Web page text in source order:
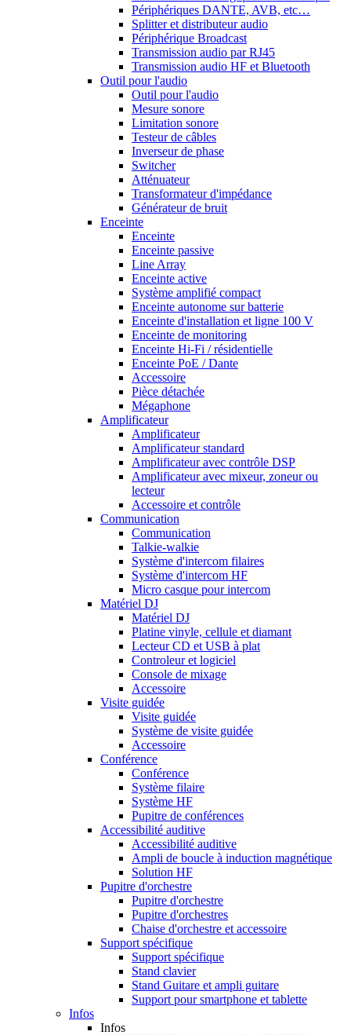
Périphériques DANTE, AVB, etc…
Splitter et distributeur audio
Périphérique Broadcast
Transmission audio par RJ45
Transmission audio HF et Bluetooth
Outil pour l'audio
Outil pour l'audio
Mesure sonore
Limitation sonore
Testeur de câbles
Inverseur de phase
Switcher
Atténuateur
Transformateur d'impédance
Générateur de bruit
Enceinte
Enceinte
Enceinte passive
Line Array
Enceinte active
Système amplifié compact
Enceinte autonome sur batterie
Enceinte d'installation et ligne 100 V
Enceinte de monitoring
Enceinte Hi-Fi / résidentielle
Enceinte PoE / Dante
Accessoire
Pièce détachée
Mégaphone
Amplificateur
Amplificateur
Amplificateur standard
Amplificateur avec contrôle DSP
Amplificateur avec mixeur, zoneur ou
lecteur
Accessoire et contrôle
Communication
Communication
Talkie-walkie
Système d'intercom filaires
Système d'intercom HF
Micro casque pour intercom
Matériel DJ
Matériel DJ
Platine vinyle, cellule et diamant
Lecteur CD et USB à plat
Controleur et logiciel
Console de mixage
Accessoire
Visite guidée
Visite guidée
Système de visite guidée
Accessoire
Conférence
Conférence
Système filaire
Système HF
Pupitre de conférences
Accessibilité auditive
Accessibilité auditive
Ampli de boucle à induction magnétique
Solution HF
Pupitre d'orchestre
Pupitre d'orchestre
Pupitre d'orchestres
Chaise d'orchestre et accessoire
Support spécifique
Support spécifique
Stand clavier
Stand Guitare et ampli guitare
Support pour smartphone et tablette
Infos
Infos